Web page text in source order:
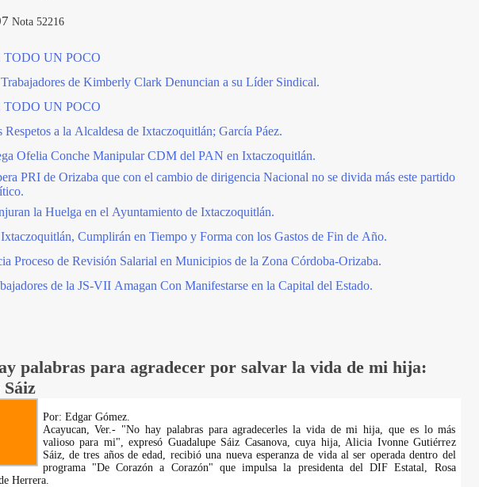
Nota 52216
TODO UN POCO
de Kimberly Clark Denuncian a su Líder Sindical.
TODO UN POCO
Respetos a la Alcaldesa de Ixtaczoquitlán; García Páez.
Ofelia Conche Manipular CDM del PAN en Ixtaczoquitlán.
PRI de Orizaba que con el cambio de dirigencia Nacional no se divida más este partido
la Huelga en el Ayuntamiento de Ixtaczoquitlán.
Cumplirán en Tiempo y Forma con los Gastos de Fin de Año.
Proceso de Revisión Salarial en Municipios de la Zona Córdoba-Orizaba.
de la JS-VII Amagan Con Manifestarse en la Capital del Estado.
palabras para agradecer por salvar la vida de mi hija:
Por: Edgar Gómez.
Acayucan, Ver.- "No hay palabras para agradecerles la vida de mi hija, que es lo más
valioso para mi", expresó Guadalupe Sáiz Casanova, cuya hija, Alicia Ivonne Gutiérrez
Sáiz, de tres años de edad, recibió una nueva esperanza de vida al ser operada dentro del
programa "De Corazón a Corazón" que impulsa la presidenta del DIF Estatal, Rosa
Herrera.